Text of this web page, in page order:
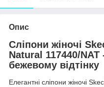
Опис
Сліпони жіночі
Natural 117440/NAT
бежевому відтінку
Елегантні сліпони жіночі